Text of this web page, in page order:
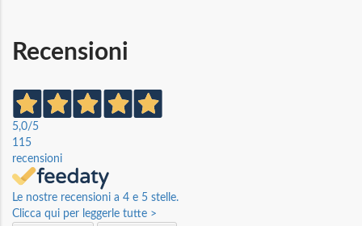
Recensioni
5,0/5
115
recensioni
Le nostre recensioni a 4 e 5 stelle.
Clicca qui per leggerle tutte >